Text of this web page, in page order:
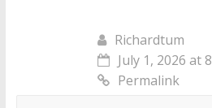
Richardtum
July 1, 2026 at
Permalink